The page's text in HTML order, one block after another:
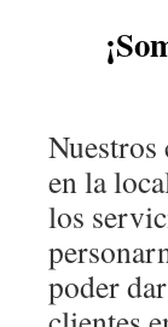
en la
los
poder